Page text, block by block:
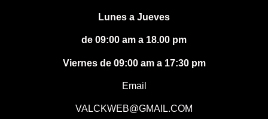
Lunes a Jueves
de 09:00 am a 18.00 pm
Viernes de 09:00 am a 17:30 pm
Email
VALCKWEB@GMAIL.COM